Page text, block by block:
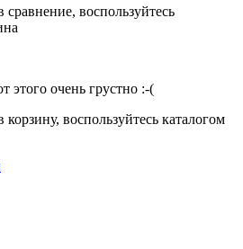
воспользуйтесь
этого очень грустно :-(
воспользуйтесь каталогом